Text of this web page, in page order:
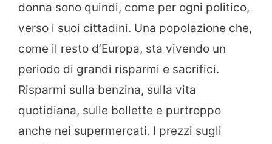
donna sono quindi, come per ogni politico,
verso i suoi cittadini. Una popolazione che,
come il resto d’Europa, sta vivendo un
periodo di grandi risparmi e sacrifici.
Risparmi sulla benzina, sulla vita
quotidiana, sulle bollette e purtroppo
anche nei supermercati. I prezzi sugli